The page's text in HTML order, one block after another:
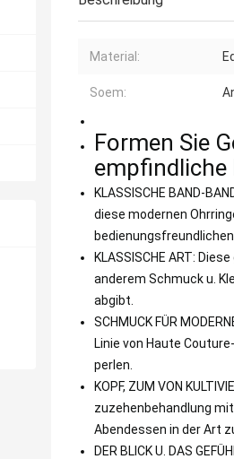
Material:
Soem:
Formen Sie
empfindliche
KLASSISCHE BAND-
diese modernen
bedienungsfreundlichen
KLASSISCHE ART:
anderem Schmuck u.
abgibt.
SCHMUCK FÜR
Linie von Haute
perlen.
KOPF, ZUM VON
zuzehenbehandlung
Abendessen in der Art
DER BLICK U. DAS